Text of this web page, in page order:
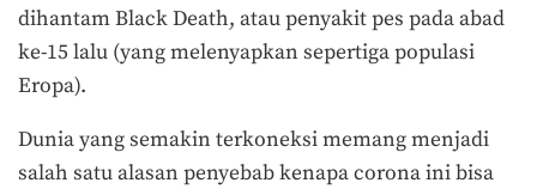
dihantam Black Death, atau penyakit pes pada abad
ke-15 lalu (yang melenyapkan sepertiga populasi
Eropa).
Dunia yang semakin terkoneksi memang menjadi
salah satu alasan penyebab kenapa corona ini bisa